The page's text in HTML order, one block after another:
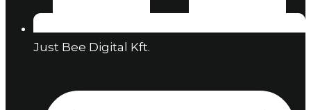
Just Bee Digital Kft.